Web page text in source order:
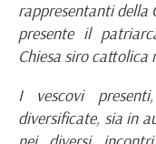
rappresentanti della
presente il
Chiesa siro cattolica
I vescovi
diversificate, sia in